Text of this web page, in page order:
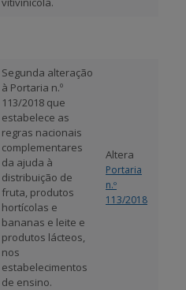
Segunda alteração
à Portaria n.º
113/2018 que
estabelece as
regras nacionais
complementares
da ajuda à
distribuição de
fruta, produtos
hortícolas e
bananas e leite e
produtos lácteos,
nos
estabelecimentos
de ensino.
Altera
Portaria
n.º
113/2018